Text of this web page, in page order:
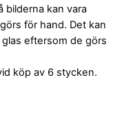
bilderna kan vara
för hand. Det kan
eftersom de görs
köp av 6 stycken.